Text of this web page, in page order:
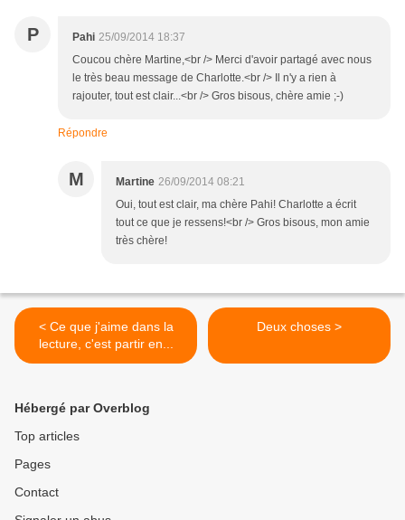
P Pahi 25/09/2014 18:37
Coucou chère Martine,<br /> Merci d'avoir partagé avec nous
le très beau message de Charlotte.<br /> Il n'y a rien à
rajouter, tout est clair...<br /> Gros bisous, chère amie ;-)
Répondre
M Martine 26/09/2014 08:21
Oui, tout est clair, ma chère Pahi! Charlotte a écrit
tout ce que je ressens!<br /> Gros bisous, mon amie
très chère!
< Ce que j'aime dans la
lecture, c'est partir en...
Deux choses >
Hébergé par Overblog
Top articles
Pages
Contact